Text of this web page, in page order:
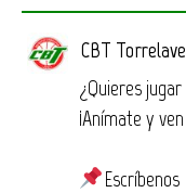
CBT
¿Quieres
¡Anímate y
Escríbenos